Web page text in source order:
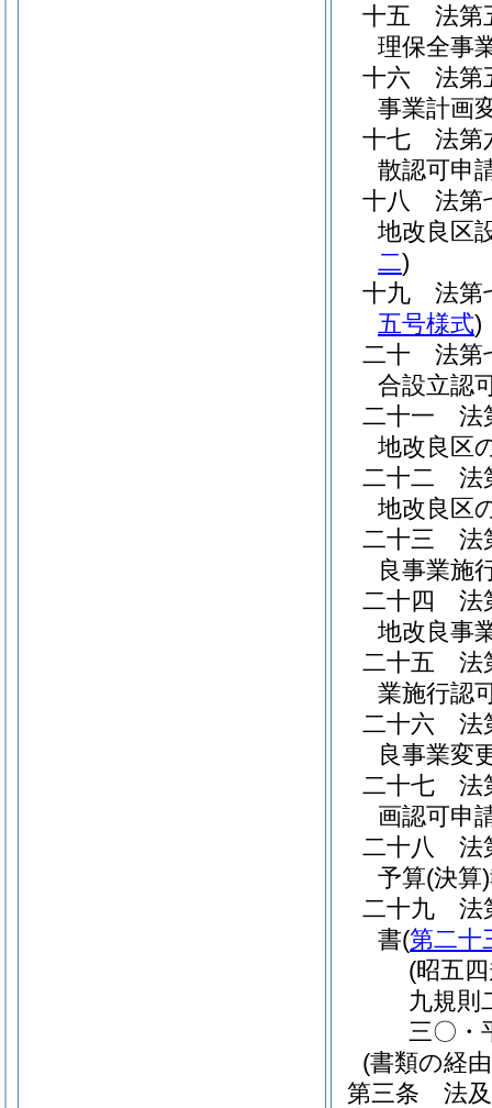
十五
法第
理保全事
十六
法第
事業計画
十七
法第
散認可申
十八
法第
地改良区
二)
十九
法第
五号様式)
二十
法第
合設立認
二十一
法
地改良区
二十二
法
地改良区
二十三
法
良事業施
二十四
法
地改良事
二十五
法
業施行認
二十六
法
良事業変
二十七
法
画認可申
二十八
法
予算(決算)
二十九
法
書(第二十
(昭五
九規則
三〇・
(書類の経
第三条
法